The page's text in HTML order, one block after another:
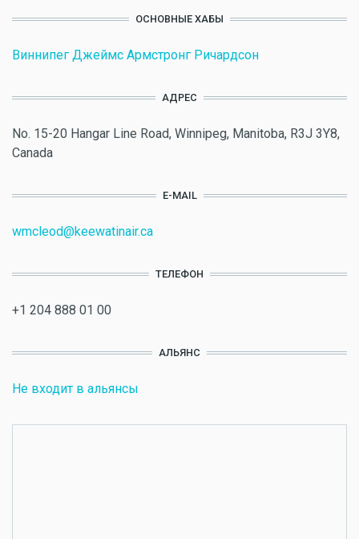
ОСНОВНЫЕ ХАБЫ
Виннипег Джеймс Армстронг Ричардсон
АДРЕС
No. 15-20 Hangar Line Road, Winnipeg, Manitoba, R3J 3Y8,
Canada
E-MAIL
wmcleod@keewatinair.ca
ТЕЛЕФОН
+1 204 888 01 00
АЛЬЯНС
Не входит в альянсы